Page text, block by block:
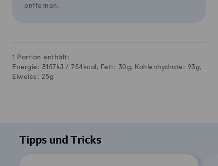
entfernen.
1 Portion enthält:
Energie: 3157kJ / 754 kcal, Fett: 30g, Kohlenhydrate: 93g,
Eiweiss: 25g
Tipps und Tricks